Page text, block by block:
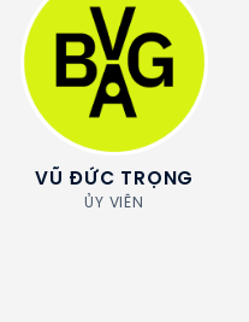
VŨ ĐỨC TRỌNG
ỦY VIÊN